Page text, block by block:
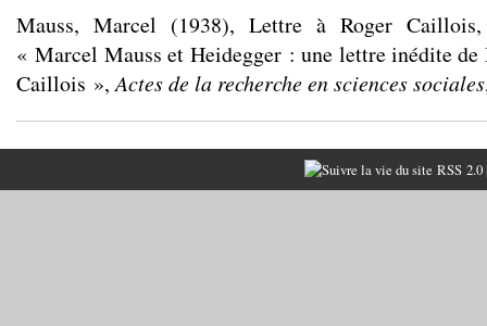
Mauss, Marcel (1938), Lettre à Roger
« Marcel Mauss et Heidegger : une lettre inédite de
Caillois »,Actes de la recherche en sciences sociales
RSS 2.0